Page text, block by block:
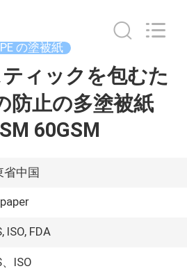
PE の塗被紙
ィックを包むた
防止の多塗被紙
60GSM
省中国
ISO, FDA
、ISO